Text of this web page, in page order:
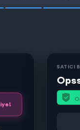
SATICI